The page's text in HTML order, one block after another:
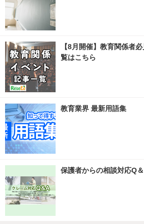
【8月開催】教育関係者
覧はこちら
教育業界 最新用語集
保護者からの相談対応Q